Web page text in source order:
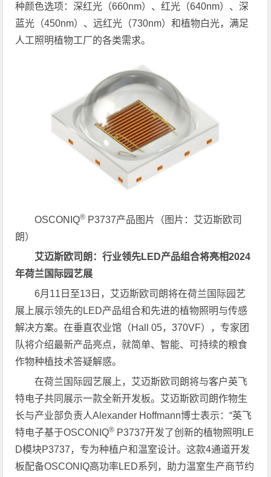
种颜色选项：深红光（660nm）、红光（640nm）、深
蓝光（450nm）、远红光（730nm）和植物白光，满足
人工照明植物工厂的各类需求。
OSCONIQ® P3737产品图片（图片：艾迈斯欧司
朗）
艾迈斯欧司朗：行业领先LED产品组合将亮相2024
年荷兰国际园艺展
6月11日至13日，艾迈斯欧司朗将在荷兰国际园艺
展上展示领先的LED产品组合和先进的植物照明与传感
解决方案。在垂直农业馆（Hall 05，370VF），专家团
队将介绍最新产品亮点，就简单、智能、可持续的粮食
作物种植技术答疑解惑。
在荷兰国际园艺展上，艾迈斯欧司朗将与客户英飞
特电子共同展示一款全新开发板。艾迈斯欧司朗作物生
长与产业部负责人Alexander Hoffmann博士表示：“英飞
特电子基于OSCONIQ® P3737开发了创新的植物照明LE
D模块P3737，专为种植户和温室设计。这款4通道开发
板配备OSCONIQ高功率LED系列，助力温室生产商节约